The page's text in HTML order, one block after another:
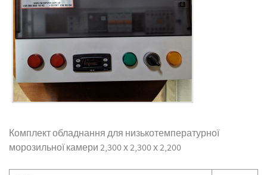
Комплект обладнання для низькотемпературної
морозильної камери 2,300 х 2,300 х 2,200